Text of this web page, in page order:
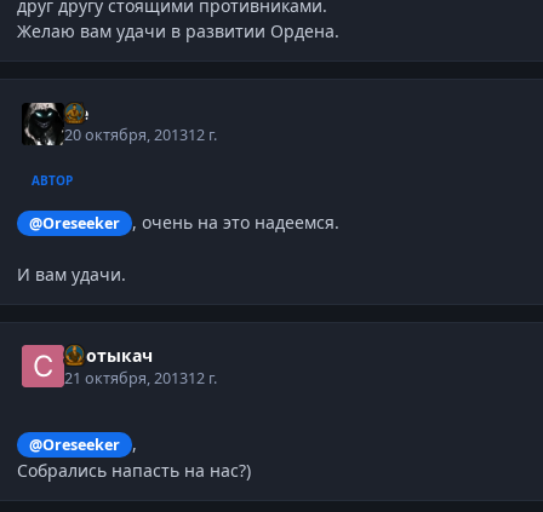
друг другу стоящими противниками.
Желаю вам удачи в развитии Ордена.
Ice
20 октября, 201312 г.
АВТОР
@Oreseeker , очень на это надеемся.
И вам удачи.
Спотыкач
21 октября, 201312 г.
@Oreseeker
,
Собрались напасть на нас?)